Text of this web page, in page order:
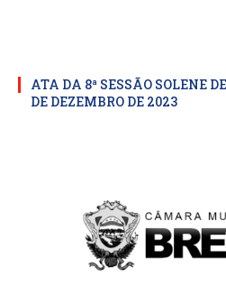
ATA DA 8ª SESSÃO SOLENE
DE DEZEMBRO DE 2023